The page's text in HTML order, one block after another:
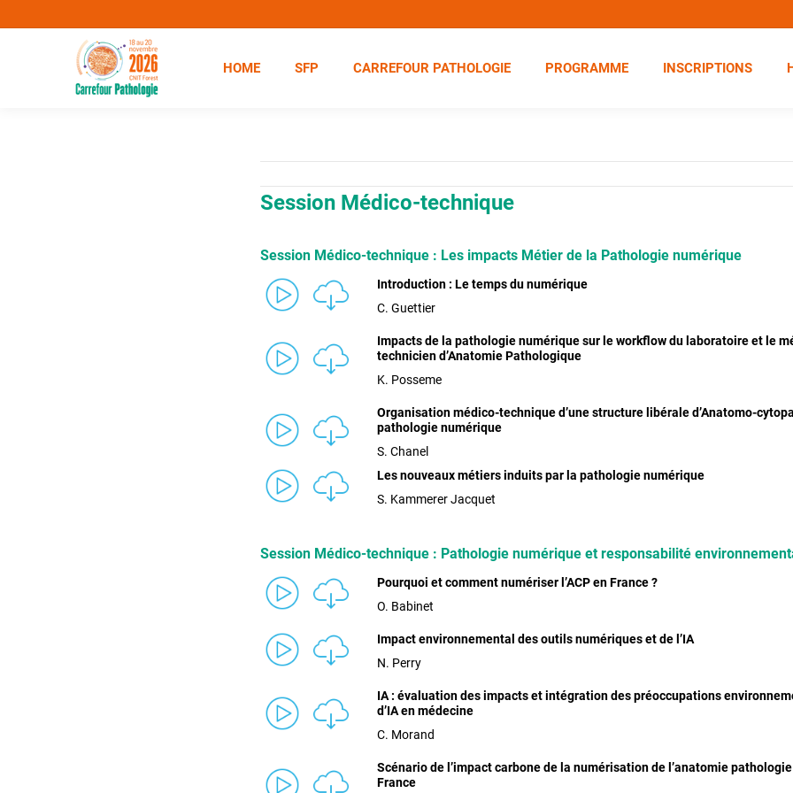
HOME SFP CARREFOUR PATHOLOGIE PROGRAMME INSCRIPTIONS
Session Médico-technique
Session Médico-technique : Les impacts Métier de la Pathologie numérique
Introduction : Le temps du numérique
C. Guettier
Impacts de la pathologie numérique sur le workflow du laboratoire et le
technicien d’Anatomie Pathologique
K. Posseme
Organisation médico-technique d’une structure libérale d’Anatomo-
pathologie numérique
S. Chanel
Les nouveaux métiers induits par la pathologie numérique
S. Kammerer Jacquet
Session Médico-technique : Pathologie numérique et responsabilité
Pourquoi et comment numériser l’ACP en France ?
O. Babinet
Impact environnemental des outils numériques et de l’IA
N. Perry
IA : évaluation des impacts et intégration des préoccupations
d’IA en médecine
C. Morand
Scénario de l’impact carbone de la numérisation de l’anatomie pathologie
France